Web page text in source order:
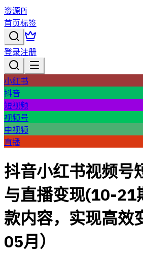
资源Pi
首页标签
登录注册
小红书
抖音
短视频
视频号
中视频
直播
抖音小红书视频号
与直播变现(10-21
款内容，实现高效
05月）